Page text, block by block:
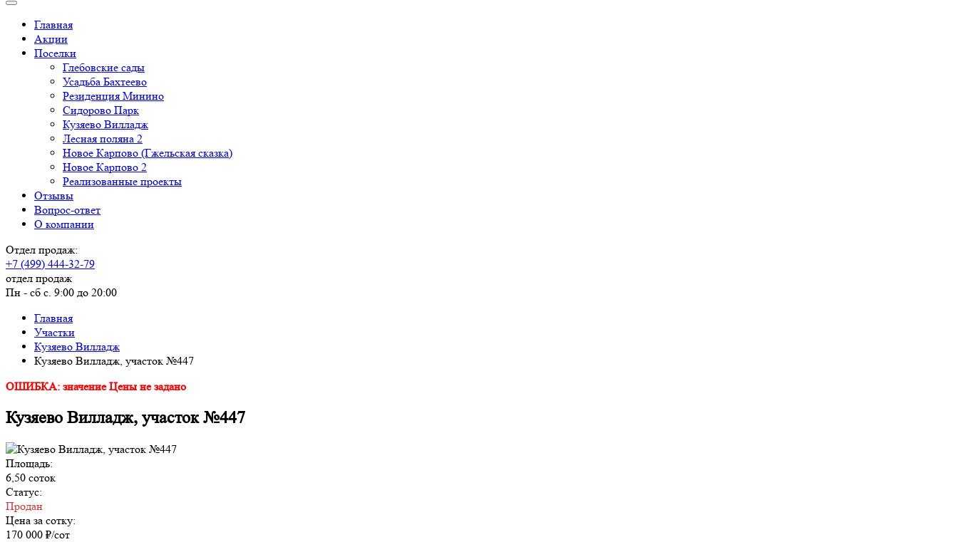
Главная
Акции
Поселки
Глебовские сады
Усадьба Бахтеево
Резиденция Минино
Сидорово Парк
Кузяево Вилладж
Лесная поляна 2
Новое Карпово (Гжельская сказка)
Новое Карпово 2
Реализованные проекты
Отзывы
Вопрос-ответ
О компании
Отдел продаж:
+7 (499) 444-32-79
отдел продаж
Пн - сб с. 9:00 до 20:00
Главная
Участки
Кузяево Вилладж
Кузяево Вилладж, участок №447
ОШИБКА: значение Цены не задано
Кузяево Вилладж, участок №447
Площадь:
6,50 соток
Статус:
Продан
Цена за сотку:
170 000 ₽/сот